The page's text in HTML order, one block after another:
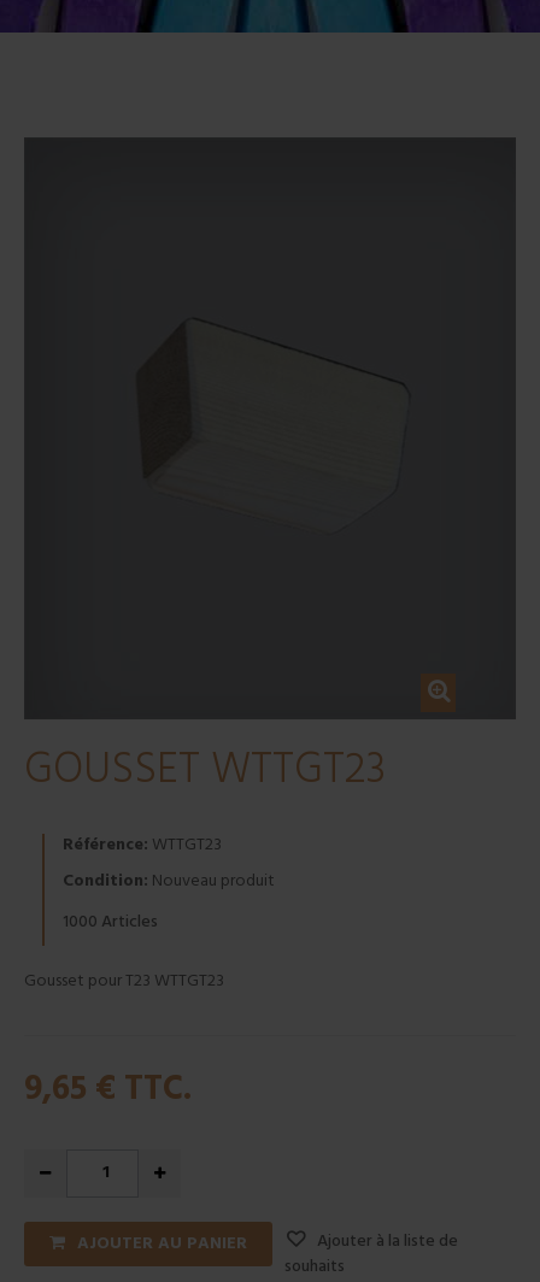
GOUSSET WTTGT23
Référence: WTTGT23
Condition: Nouveau produit
1000 Articles
Gousset pour T23 WTTGT23
9,65 € TTC.
AJOUTER AU PANIER
Ajouter à la liste de
souhaits